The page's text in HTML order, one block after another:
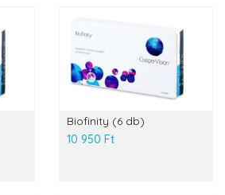
Biofinity (6 db)
10 950 Ft